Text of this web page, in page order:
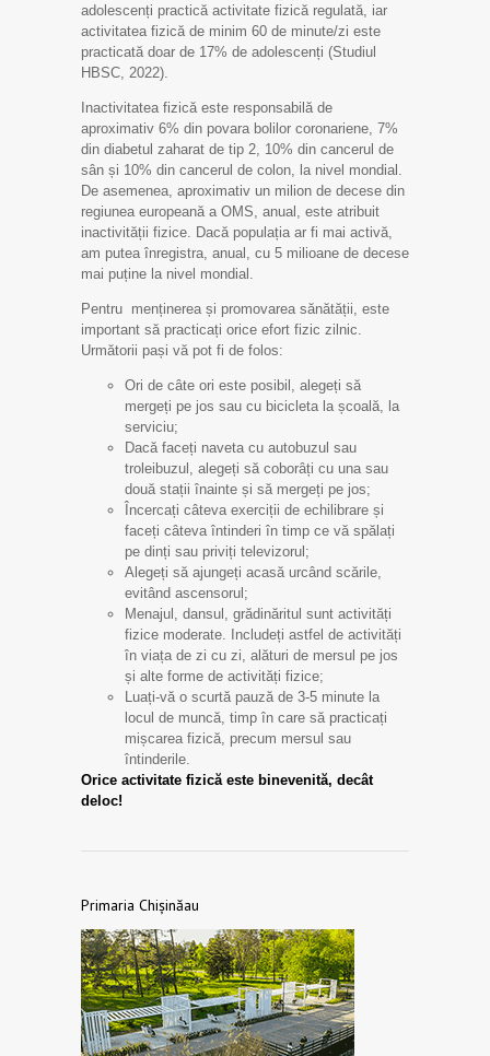
adolescenți practică activitate fizică regulată, iar
activitatea fizică de minim 60 de minute/zi este
practicată doar de 17% de adolescenți (Studiul
HBSC, 2022).
Inactivitatea fizică este responsabilă de
aproximativ 6% din povara bolilor coronariene, 7%
din diabetul zaharat de tip 2, 10% din cancerul de
sân și 10% din cancerul de colon, la nivel mondial.
De asemenea, aproximativ un milion de decese din
regiunea europeană a OMS, anual, este atribuit
inactivității fizice. Dacă populația ar fi mai activă,
am putea înregistra, anual, cu 5 milioane de decese
mai puține la nivel mondial.
Pentru menținerea și promovarea sănătății, este
important să practicați orice efort fizic zilnic.
Următorii pași vă pot fi de folos:
Ori de câte ori este posibil, alegeți să
mergeți pe jos sau cu bicicleta la școală, la
serviciu;
Dacă faceți naveta cu autobuzul sau
troleibuzul, alegeți să coborâți cu una sau
două stații înainte și să mergeți pe jos;
Încercați câteva exerciții de echilibrare și
faceți câteva întinderi în timp ce vă spălați
pe dinți sau priviți televizorul;
Alegeți să ajungeți acasă urcând scările,
evitând ascensorul;
Menajul, dansul, grădinăritul sunt activități
fizice moderate. Includeți astfel de activități
în viața de zi cu zi, alături de mersul pe jos
și alte forme de activități fizice;
Luați-vă o scurtă pauză de 3-5 minute la
locul de muncă, timp în care să practicați
mișcarea fizică, precum mersul sau
întinderile.
Orice activitate fizică este binevenită, decât
deloc!
Primaria Chișinăau